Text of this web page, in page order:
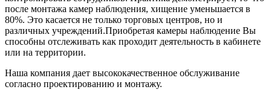
после монтажа камер наблюдения, хищение уменьшается в
80%. Это касается не только торговых центров, но и
различных учреждений.Приобретая камеры наблюдение Вы
способны отслеживать как проходит деятельность в кабинете
или на территории.
Наша компания дает высококачественное обслуживание
согласно проектированию и монтажу.